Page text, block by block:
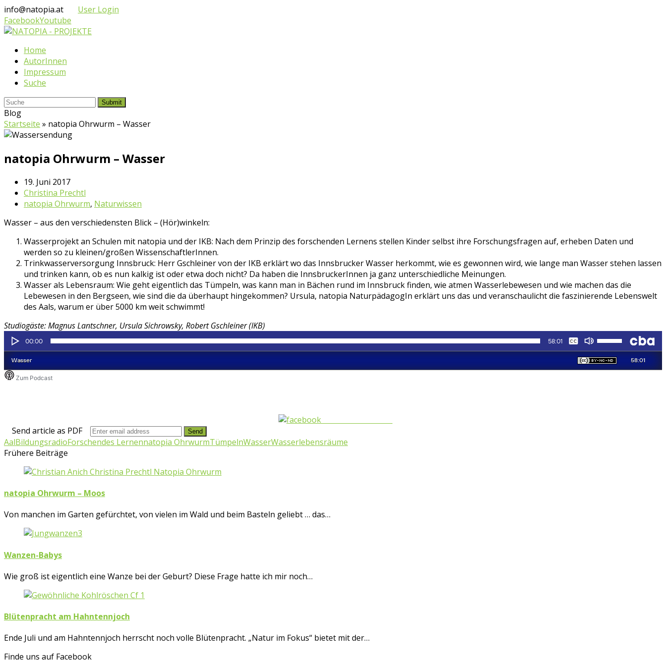
info@natopia.at
User Login
FacebookYoutube
Home
AutorInnen
Impressum
Suche
Submit
Blog
Startseite » natopia Ohrwurm – Wasser
natopia Ohrwurm – Wasser
19. Juni 2017
Christina Prechtl
natopia Ohrwurm, Naturwissen
Wasser – aus den verschiedensten Blick – (Hör)winkeln:
Wasserprojekt an Schulen mit natopia und der IKB: Nach dem Prinzip des forschenden Lernens stellen Kinder selbst ihre Forschungsfragen auf, erheben Daten und
werden so zu kleinen/großen WissenschaftlerInnen.
Trinkwasserversorgung Innsbruck: Herr Gschleiner von der IKB erklärt wo das Innsbrucker Wasser herkommt, wie es gewonnen wird, wie lange man Wasser stehen lassen
und trinken kann, ob es nun kalkig ist oder etwa doch nicht? Da haben die InnsbruckerInnen ja ganz unterschiedliche Meinungen.
Wasser als Lebensraum: Wie geht eigentlich das Tümpeln, was kann man in Bächen rund im Innsbruck finden, wie atmen Wasserlebewesen und wie machen das die
Lebewesen in den Bergseen, wie sind die da überhaupt hingekommen? Ursula, natopia NaturpädagogIn erklärt uns das und veranschaulicht die faszinierende Lebenswelt
des Aals, warum er über 5000 km weit schwimmt!
Studiogäste: Magnus Lantschner, Ursula Sichrowsky, Robert Gschleiner (IKB)
Send article as PDF
AalBildungsradioForschendes Lernennatopia OhrwurmTümpelnWasserWasserlebensräume
Frühere Beiträge
natopia Ohrwurm – Moos
Von manchen im Garten gefürchtet, von vielen im Wald und beim Basteln geliebt … das…
Wanzen-Babys
Wie groß ist eigentlich eine Wanze bei der Geburt? Diese Frage hatte ich mir noch…
Blütenpracht am Hahntennjoch
Ende Juli und am Hahntennjoch herrscht noch volle Blütenpracht. „Natur im Fokus“ bietet mit der…
Finde uns auf Facebook